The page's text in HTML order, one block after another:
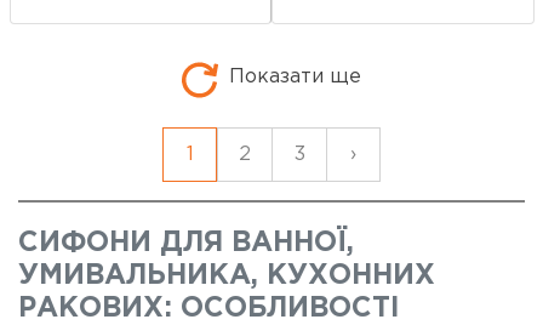
Показати ще
2 3 ›
СИФОНИ ДЛЯ ВАННОЇ,
УМИВАЛЬНИКА, КУХОННИХ
РАКОВИХ: ОСОБЛИВОСТІ